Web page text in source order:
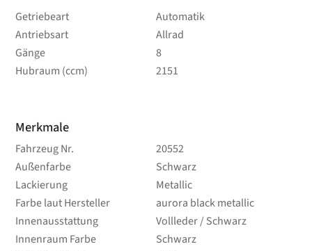
Getriebeart
Automatik
Antriebsart
Allrad
Gänge
8
Hubraum (ccm)
2151
Merkmale
Fahrzeug Nr.
20552
Außenfarbe
Schwarz
Lackierung
Metallic
Farbe laut Hersteller
aurora black metallic
Innenausstattung
Vollleder / Schwarz
Innenraum Farbe
Schwarz